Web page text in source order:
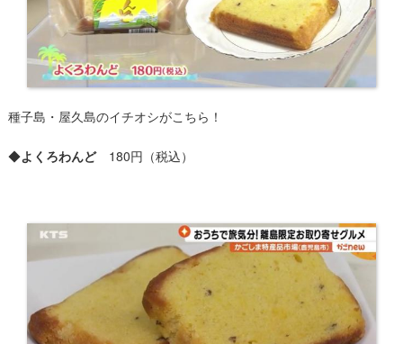
種子島・屋久島のイチオシがこちら！
◆よくろわんど180円（税込）